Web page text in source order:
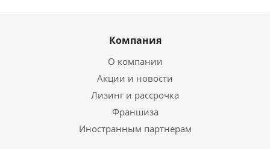
Компания
О компании
Акции и новости
Лизинг и рассрочка
Франшиза
Иностранным партнерам